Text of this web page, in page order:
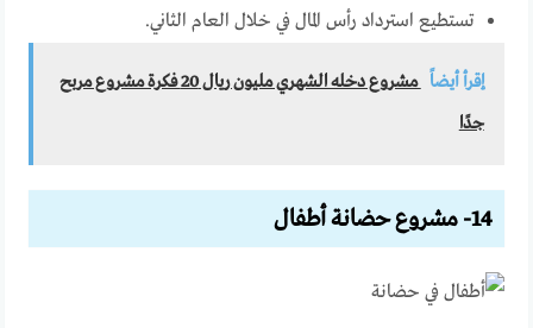
تستطيع استرداد رأس المال في خلال العام الثاني.
إقرأ أيضاً
مشروع دخله الشهري مليون ريال 20 فكرة مشروع مربح
جدًا
14- مشروع حضانة أطفال